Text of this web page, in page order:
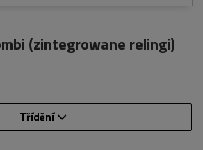
(zintegrowane relingi)
Třídění